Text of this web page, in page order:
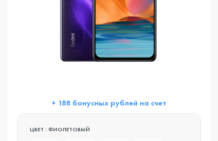
+ 188 бонусных рублей на счет
ЦВЕТ : ФИОЛЕТОВЫЙ